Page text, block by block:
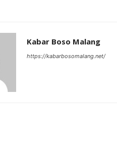
Kabar Boso Malang
https://kabarbosomalang.net/